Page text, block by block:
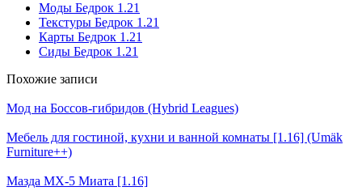
Моды Бедрок 1.21
Текстуры Бедрок 1.21
Карты Бедрок 1.21
Сиды Бедрок 1.21
Похожие записи
Мод на Боссов-гибридов (Hybrid Leagues)
Мебель для гостиной, кухни и ванной комнаты [1.16] (Umäk
Furniture++)
Мазда МХ-5 Миата [1.16]